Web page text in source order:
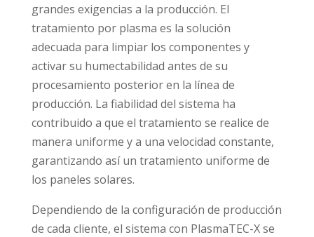
grandes exigencias a la producción. El
tratamiento por plasma es la solución
adecuada para limpiar los componentes y
activar su humectabilidad antes de su
procesamiento posterior en la línea de
producción. La fiabilidad del sistema ha
contribuido a que el tratamiento se realice de
manera uniforme y a una velocidad constante,
garantizando así un tratamiento uniforme de
los paneles solares.
Dependiendo de la configuración de producción
de cada cliente, el sistema con PlasmaTEC-X se